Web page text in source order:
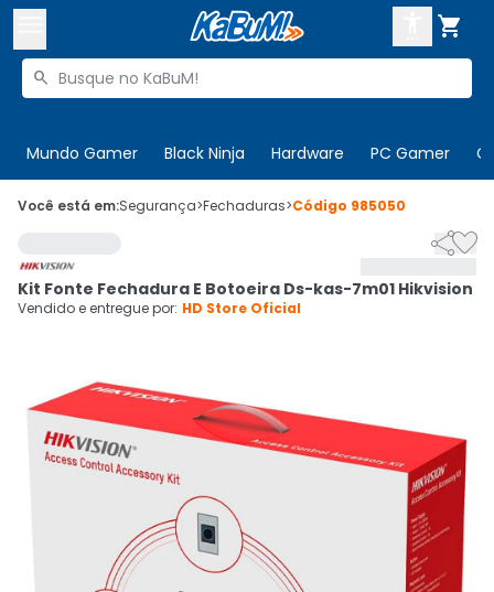

Buscar produtos

Mundo Gamer Black Ninja Hardware PC Gamer
 Olá. Acesse sua conta
Cupons
Ativar tradutor em libras
CADASTRE-SE
Você está em:Segurança>Fechaduras>Código 985050

Kit Fonte Fechadura E Botoeira Ds-kas-7m01 Hikvision
Vendido e entregue por: HD Store Oficial